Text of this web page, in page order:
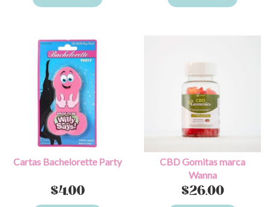
Cartas Bachelorette Party
$4.00
CBD Gomitas marca
Wanna
$26.00